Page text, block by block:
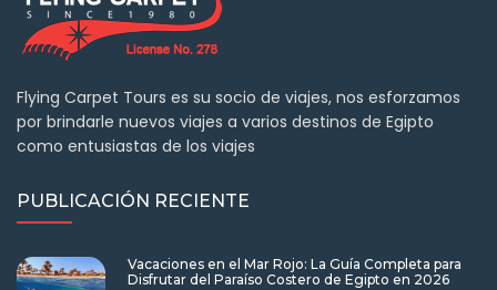
Flying Carpet Tours es su socio de viajes, nos esforzamos
por brindarle nuevos viajes a varios destinos de Egipto
como entusiastas de los viajes
PUBLICACIÓN RECIENTE
Vacaciones en el Mar Rojo: La Guía Completa para
Disfrutar del Paraíso Costero de Egipto en 2026